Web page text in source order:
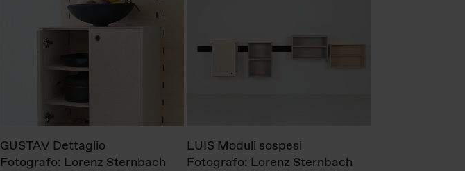
GUSTAV Dettaglio
Fotografo: Lorenz Sternbach
LUIS Moduli sospesi
Fotografo: Lorenz Sternbach